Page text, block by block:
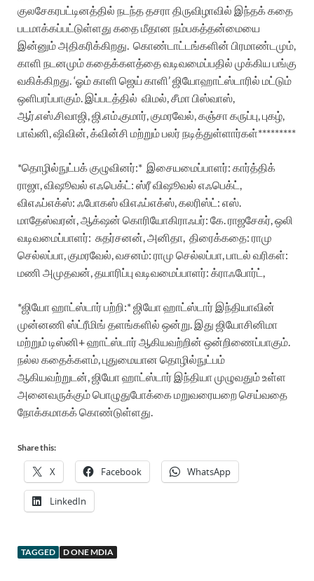
குலசேகரபட்டினத்தில் நடந்த தசரா திருவிழாவில் இந்தக் கதை
படமாக்கப்பட்டுள்ளது கதை மீதான நம்பகத்தன்மையை
இன்னும் அதிகரிக்கிறது. கொண்டாட்டங்களின் பிரமாண்டமும்,
காளி நடனமும் கதைக்களத்தை வடிவமைப்பதில் முக்கிய பங்கு
வகிக்கிறது. ‘ஓம் காளி ஜெய் காளி’ ஜியோஹாட்ஸ்டாரில் மட்டும்
ஒளிபரப்பாகும். இப்படத்தில் விமல், சீமா பிஸ்வாஸ்,
ஆர்.எஸ்.சிவாஜி, ஜி.எம்.குமார், குமரவேல், கஞ்சா கருப்பு, புகழ்,
பாவ்னி, ஷிவின், க்வின்சி மற்றும் பலர் நடித்துள்ளார்கள்*********
*தொழில்நுட்பக் குழுவினர்:* இசையமைப்பாளர்: கார்த்திக்
ராஜா,விஷூவல் எஃபெக்ட்: ஸ்ரீ விஷூவல் எஃபெக்ட்,
விஎஃப்எக்ஸ்: ஃபோகஸ் விஎஃப்எக்ஸ்,கலரிஸ்ட்: எஸ்.
மாதேஸ்வரன்,ஆக்‌ஷன் கொரியோகிராஃபர்: கே. ராஜசேகர்,ஒலி
வடிவமைப்பாளர்: சுதர்சனன், அனிதா, திரைக்கதை: ராமு
செல்லப்பா, குமரவேல்,வசனம்: ராமு செல்லப்பா,பாடல் வரிகள்:
மணி அமுதவன்,தயாரிப்பு வடிவமைப்பாளர்: க்ராஃபோர்ட்,
*ஜியோ ஹாட்ஸ்டார் பற்றி:*ஜியோ ஹாட்ஸ்டார் இந்தியாவின்
முன்னணி ஸ்ட்ரீமிங் தளங்களில் ஒன்று. இது ஜியோசினிமா
மற்றும் டிஸ்னி+ ஹாட்ஸ்டார் ஆகியவற்றின் ஒன்றிணைப்பாகும்.
நல்ல கதைக்களம், புதுமையான தொழில்நுட்பம்
ஆகியவற்றுடன், ஜியோ ஹாட்ஸ்டார் இந்தியா முழுவதும் உள்ள
அனைவருக்கும் பொழுதுபோக்கை மறுவரையறை செய்வதை
நோக்கமாகக் கொண்டுள்ளது.
Share this:
X Facebook WhatsApp
LinkedIn
TAGGED D ONE MDIA